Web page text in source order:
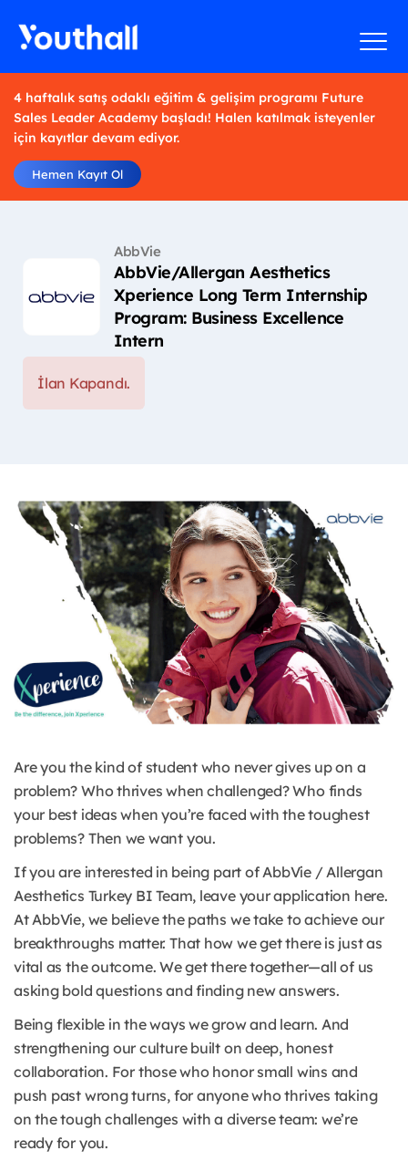
4 haftalık satış odaklı eğitim & gelişim programı Future
Sales Leader Academy başladı! Halen katılmak isteyenler
için kayıtlar devam ediyor.
Hemen Kayıt Ol
AbbVie
AbbVie/Allergan Aesthetics
Xperience Long Term Internship
Program: Business Excellence
Intern
İlan Kapandı.
Are you the kind of student who never gives up on a
problem? Who thrives when challenged? Who finds
your best ideas when you’re faced with the toughest
problems? Then we want you.
If you are interested in being part of AbbVie / Allergan
Aesthetics Turkey BI Team, leave your application here.
At AbbVie, we believe the paths we take to achieve our
breakthroughs matter. That how we get there is just as
vital as the outcome. We get there together—all of us
asking bold questions and finding new answers.
Being flexible in the ways we grow and learn. And
strengthening our culture built on deep, honest
collaboration. For those who honor small wins and
push past wrong turns, for anyone who thrives taking
on the tough challenges with a diverse team: we’re
ready for you.